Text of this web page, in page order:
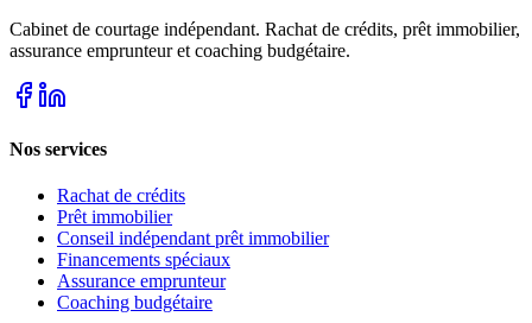
Cabinet de courtage indépendant. Rachat de crédits, prêt immobilier,
assurance emprunteur et coaching budgétaire.
Nos services
Rachat de crédits
Prêt immobilier
Conseil indépendant prêt immobilier
Financements spéciaux
Assurance emprunteur
Coaching budgétaire